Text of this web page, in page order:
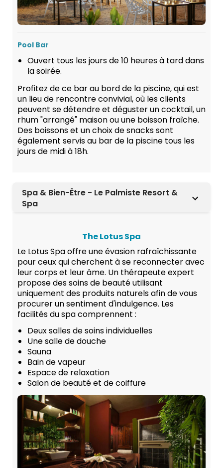
Pool Bar
Ouvert tous les jours de 10 heures à tard dans
la soirée.
Profitez de ce bar au bord de la piscine, qui est
un lieu de rencontre convivial, où les clients
peuvent se détendre et déguster un cocktail, un
rhum "arrangé" maison ou une boisson fraîche.
Des boissons et un choix de snacks sont
également servis au bar de la piscine tous les
jours de midi à 18h.
Spa & Bien-Être - Le Palmiste Resort &
Spa
The Lotus Spa
Le Lotus Spa offre une évasion rafraîchissante
pour ceux qui cherchent à se reconnecter avec
leur corps et leur âme. Un thérapeute expert
propose des soins de beauté utilisant
uniquement des produits naturels afin de vous
procurer un sentiment d'indulgence. Les
facilités du spa comprennent :
Deux salles de soins individuelles
Une salle de douche
Sauna
Bain de vapeur
Espace de relaxation
Salon de beauté et de coiffure